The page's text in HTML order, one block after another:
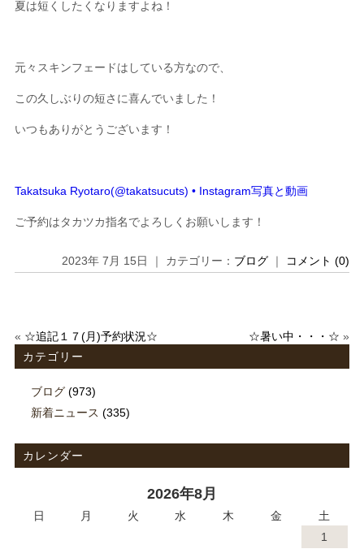
夏は短くしたくなりますよね！
元々スキンフェードはしている方なので、
この久しぶりの短さに喜んでいました！
いつもありがとうございます！
Takatsuka Ryotaro(@takatsucuts) • Instagram写真と動画
ご予約はタカツカ指名でよろしくお願いします！
2023年 7月 15日 ｜ カテゴリー： ブログ ｜ コメント (0)
« ☆追記１７(月)予約状況☆ ☆暑い中・・・☆ »
カテゴリー
ブログ(973)
新着ニュース (335)
カレンダー
2026年8月
日 月 火 水 木 金
土
1